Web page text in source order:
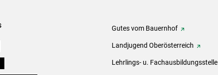
Gutes vom Bauernhof
Landjugend Oberösterreich
Lehrlings- u. Fachausbildungsstelle